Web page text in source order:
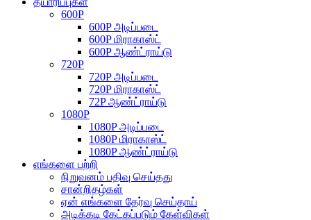
600P
600P அடிப்படை
600P மிராகாஸ்ட்
600P ஆண்ட்ராய்டு
720P
720P அடிப்படை
720P மிராகாஸ்ட்
72P ஆண்ட்ராய்டு
1080P
1080P அடிப்படை
1080P மிராகாஸ்ட்
1080P ஆண்ட்ராய்டு
எங்களை பற்றி
நிறுவனம் பதிவு செய்தது
சான்றிதழ்கள்
ஏன் எங்களை தேர்வு செய்தாய்
அடிக்கடி கேட்கப்படும் கேள்விகள்